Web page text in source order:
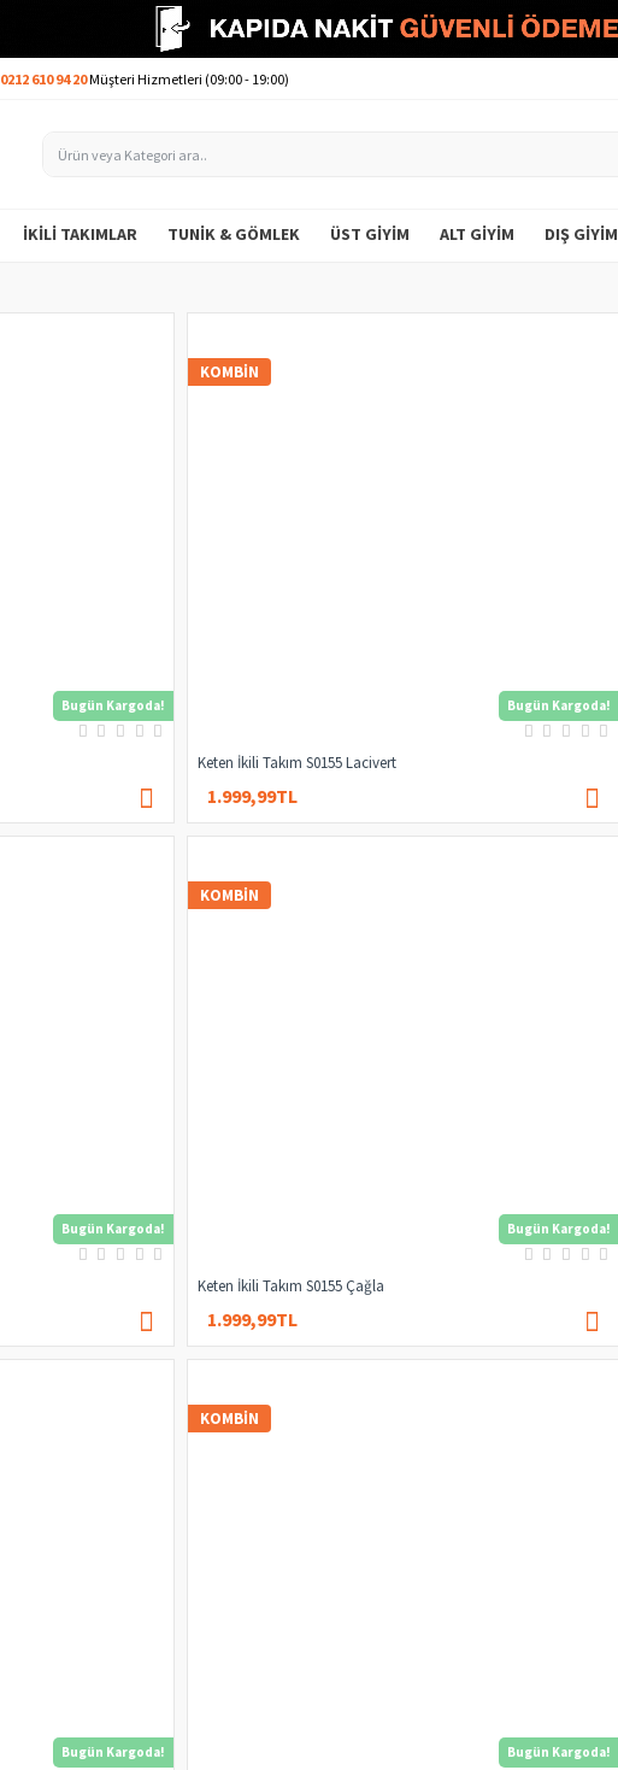
0212 610 94 20Müşteri Hizmetleri (09:00 - 19:00)
İKILI TAKIMLAR TUNIK & GÖMLEK ÜST GIYIM ALT GIYIM DIŞ GIYIM
Bugün Kargoda! Bugün Kargoda!
KOMBIN
Keten İkili Takım S0155 Lacivert
1.999,99TL
Bugün Kargoda! Bugün Kargoda!
KOMBIN
Keten İkili Takım S0155 Çağla
1.999,99TL
Bugün Kargoda! Bugün Kargoda!
KOMBIN